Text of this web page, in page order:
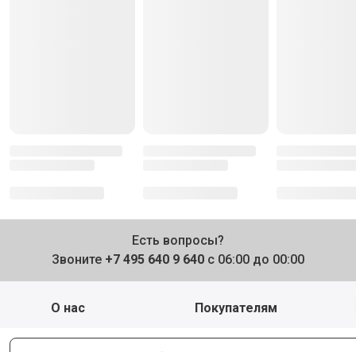
Есть вопросы?
Звоните +7 495 640 9 640 с 06:00 до 00:00
О нас
Почему мы?
Покупателям
Спросите у шефа